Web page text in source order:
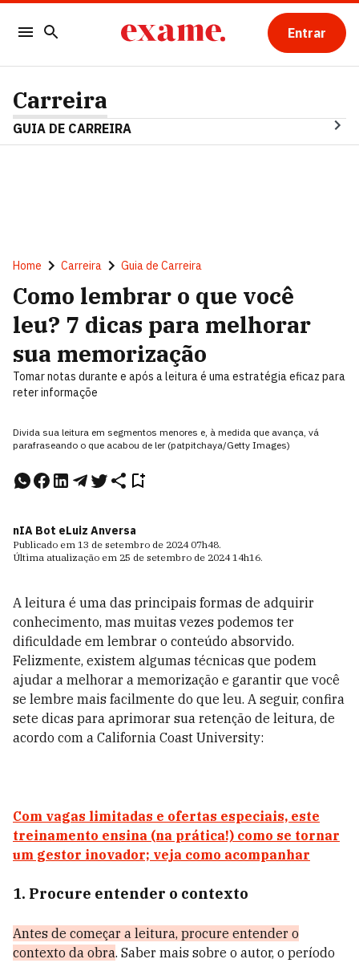
Entrar
Carreira
GUIA DE CARREIRA
Home Carreira Guia de Carreira
Como lembrar o que você
leu? 7 dicas para melhorar
sua memorização
Tomar notas durante e após a leitura é uma estratégia eficaz para
reter informaçõe
Divida sua leitura em segmentos menores e, à medida que avança, vá
parafraseando o que acabou de ler (patpitchaya/Getty Images)
nIA Bot eLuiz Anversa
Publicado em 13 de setembro de 2024 07h48.
Última atualização em 25 de setembro de 2024 14h16.
A leitura é uma das principais formas de adquirir
conhecimento, mas muitas vezes podemos ter
dificuldade em lembrar o conteúdo absorvido.
Felizmente, existem algumas técnicas que podem
ajudar a melhorar a memorização e garantir que você
se lembre mais facilmente do que leu. A seguir, confira
sete dicas para aprimorar sua retenção de leitura, de
acordo com a California Coast University:
Com vagas limitadas e ofertas especiais, este
treinamento ensina (na prática!) como se tornar
um gestor inovador; veja como acompanhar
1. Procure entender o contexto
Antes de começar a leitura, procure entender o
contexto da obra. Saber mais sobre o autor, o período